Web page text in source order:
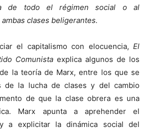
de todo el régimen social o al
clases beligerantes.
el capitalismo con elocuencia, El
Comunista explica algunos de los
la teoría de Marx, entre los que se
de la lucha de clases y del cambio
de que la clase obrera es una
Marx apunta a aprehender el
a explicitar la dinámica social del